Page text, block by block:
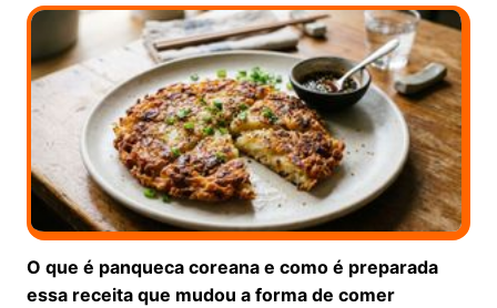
O que é panqueca coreana e como é preparada
essa receita que mudou a forma de comer